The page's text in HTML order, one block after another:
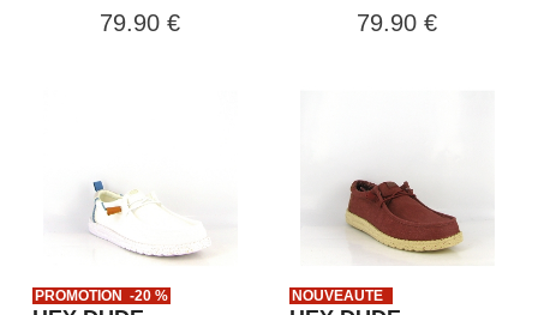
79.90 € 79.90 €
PROMOTION -20 % NOUVEAUTE